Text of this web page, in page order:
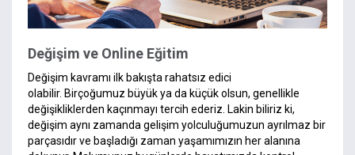
Değişim ve Online Eğitim
Değişim kavramı ilk bakışta rahatsız edici
olabilir. Birçoğumuz büyük ya da küçük olsun, genellikle
değişikliklerden kaçınmayı tercih ederiz. Lakin biliriz ki,
değişim aynı zamanda gelişim yolculuğumuzun ayrılmaz bir
parçasıdır ve başladığı zaman yaşamımızın her alanına